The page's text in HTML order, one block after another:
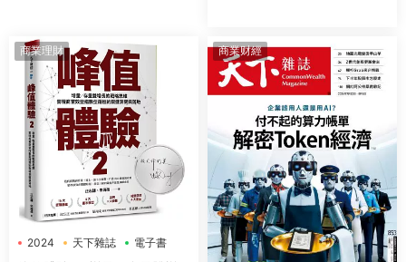
商業理財
2024 天下雜誌 電子書
商業财經